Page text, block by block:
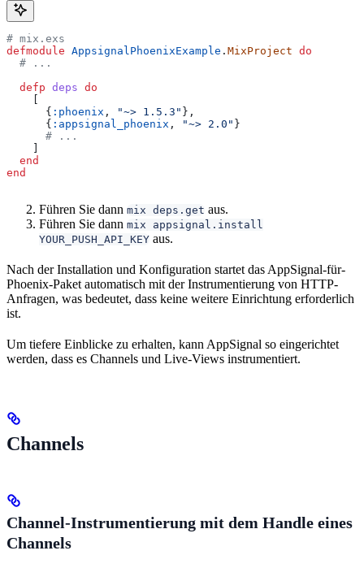
# mix.exs
defmodule AppsignalPhoenixExample . MixProject do
  # ...
  defp
deps do
    [
      {
:phoenix , "~> 1.5.3" },
      {
:appsignal_phoenix , "~> 2.0" }
      # ...
    ]
  end
end
Führen Sie dann mix deps.get aus.
Führen Sie dann mix appsignal.install
YOUR_PUSH_API_KEY aus.
Nach der Installation und Konfiguration startet das AppSignal-für-
Phoenix-Paket automatisch mit der Instrumentierung von HTTP-
Anfragen, was bedeutet, dass keine weitere Einrichtung erforderlich
ist.
Um tiefere Einblicke zu erhalten, kann AppSignal so eingerichtet
werden, dass es Channels und Live-Views instrumentiert.
Channels
Channel-Instrumentierung mit dem Handle eines
Channels